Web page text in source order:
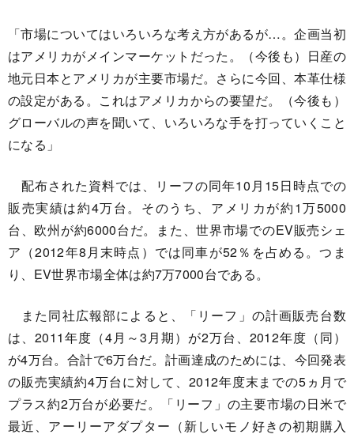
「市場についてはいろいろな考え方があるが…。企画当初
はアメリカがメインマーケットだった。（今後も）日産の
地元日本とアメリカが主要市場だ。さらに今回、本革仕様
の設定がある。これはアメリカからの要望だ。（今後も）
グローバルの声を聞いて、いろいろな手を打っていくこと
になる」
配布された資料では、リーフの同年10月15日時点での
販売実績は約4万台。そのうち、アメリカが約1万5000
台、欧州が約6000台だ。また、世界市場でのEV販売シェ
ア（2012年8月末時点）では同車が52％を占める。つま
り、EV世界市場全体は約7万7000台である。
また同社広報部によると、「リーフ」の計画販売台数
は、2011年度（4月～3月期）が2万台、2012年度（同）
が4万台。合計で6万台だ。計画達成のためには、今回発表
の販売実績約4万台に対して、2012年度末までの5ヵ月で
プラス約2万台が必要だ。「リーフ」の主要市場の日米で
最近、アーリーアダプター（新しいモノ好きの初期購入